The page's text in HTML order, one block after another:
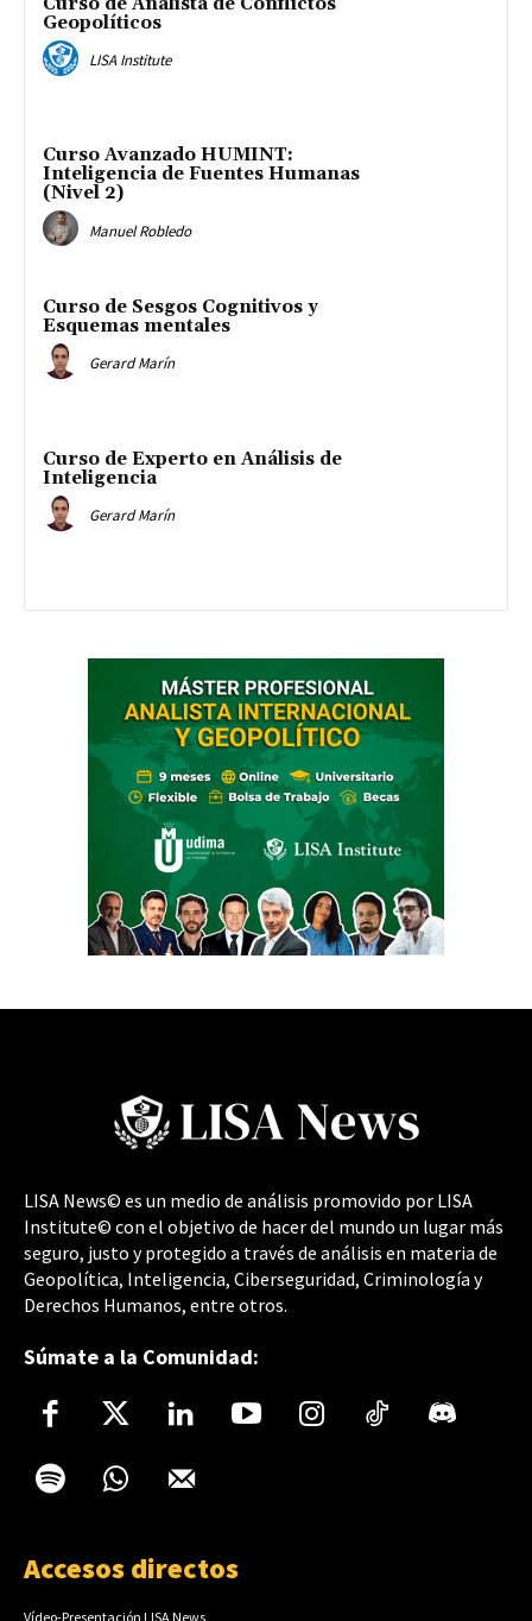
Geopolíticos
LISA Institute
Curso Avanzado HUMINT:
Inteligencia de Fuentes Humanas
(Nivel 2)
Manuel Robledo
Curso de Sesgos Cognitivos y
Esquemas mentales
Gerard Marín
Curso de Experto en Análisis de
Inteligencia
Gerard Marín
LISA News© es un medio de análisis promovido por LISA
Institute© con el objetivo de hacer del mundo un lugar más
seguro, justo y protegido a través de análisis en materia de
Geopolítica, Inteligencia, Ciberseguridad, Criminología y
Derechos Humanos, entre otros.
Súmate a la Comunidad:
Accesos directos
Vídeo-Presentación LISA News